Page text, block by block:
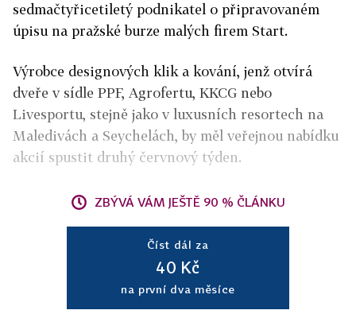
sedmačtyřicetiletý podnikatel o připravovaném
úpisu na pražské burze malých firem Start.
Výrobce designových klik a kování, jenž otvírá
dveře v sídle PPF, Agrofertu, KKCG nebo
Livesportu, stejně jako v luxusních resortech na
Maledivách a Seychelách, by měl veřejnou nabídku
akcií spustit druhý červnový týden.
ZBÝVÁ VÁM JEŠTĚ 90 % ČLÁNKU
Číst dál za
40 Kč
na první dva měsíce